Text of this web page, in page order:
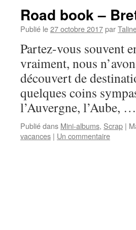
Road book –
Publié le27 octobre 2017par
Partez-vous souvent
vraiment, nous
découvert de
quelques coins
l’Auvergne, l’Aube, …
Publié dans Mini-albums, Scrap |
vacances | Un commentaire